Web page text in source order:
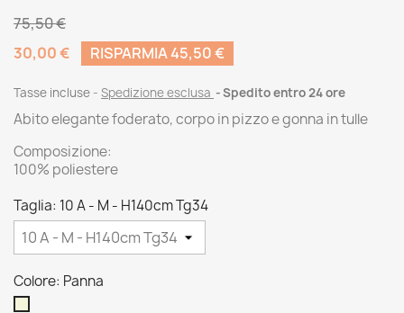
75,50 €
30,00 €
RISPARMIA 45,50 €
Tasse incluse Spedizione esclusa Spedito entro 24 ore
Abito elegante foderato, corpo in pizzo e gonna in tulle
Composizione:
100% poliestere
Taglia: 10 A - M - H140cm Tg34
Colore: Panna